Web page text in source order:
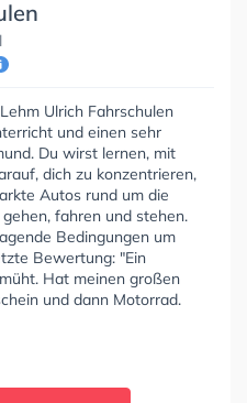
Ulrich Fahrschulen
und einen sehr
Du wirst lernen, mit
dich zu konzentrieren,
Autos rund um die
fahren und stehen.
Bedingungen um
Bewertung: "Ein
Hat meinen großen
und dann Motorrad.